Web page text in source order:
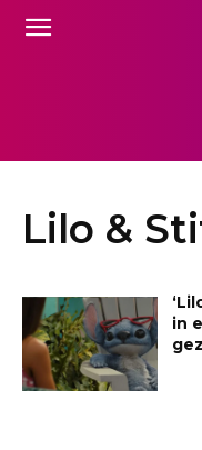
Lilo &
in